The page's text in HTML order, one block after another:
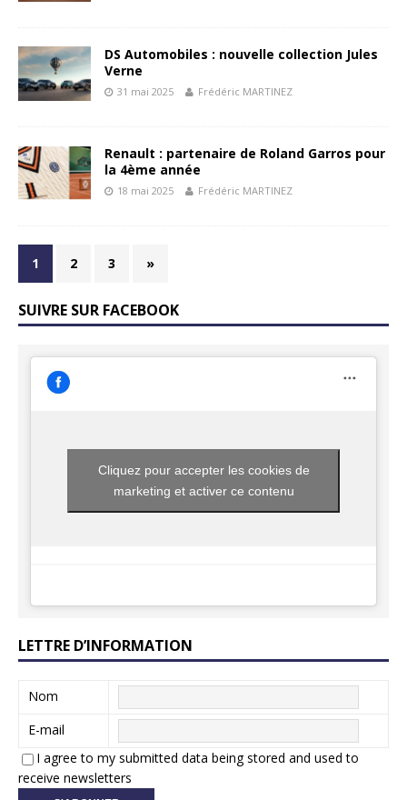
DS Automobiles : nouvelle collection Jules
Verne
31 mai 2025 Frédéric MARTINEZ
Renault : partenaire de Roland Garros pour
la 4ème année
18 mai 2025 Frédéric MARTINEZ
1 2 3 »
SUIVRE SUR FACEBOOK
Cliquez pour accepter les cookies de
marketing et activer ce contenu
LETTRE D’INFORMATION
Nom
E-mail
I agree to my submitted data being stored and used to
receive newsletters